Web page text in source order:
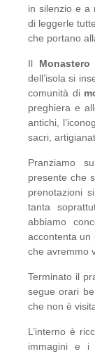
in silenzio e a
di leggerle
che portano
Il
dell’isola si
comunità di
preghiera e
antichi,
sacri,
Pranziamo
presente che
prenotazioni
tanta
abbiamo
accontenta un
che avremmo
Terminato il
segue orari
che non è
L’interno è
immagini e i